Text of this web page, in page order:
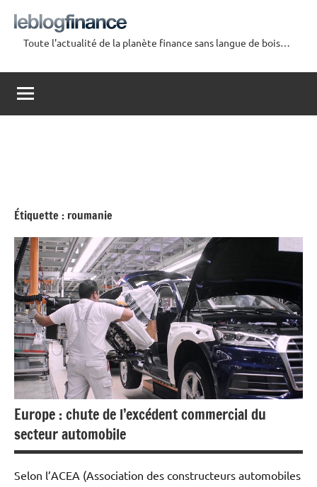
contenu
Blog
Finance
Toute l'actualité de la planète finance sans langue de bois…
Étiquette : roumanie
Europe : chute de l’excédent commercial du
secteur automobile
Selon l’ACEA (Association des constructeurs automobiles